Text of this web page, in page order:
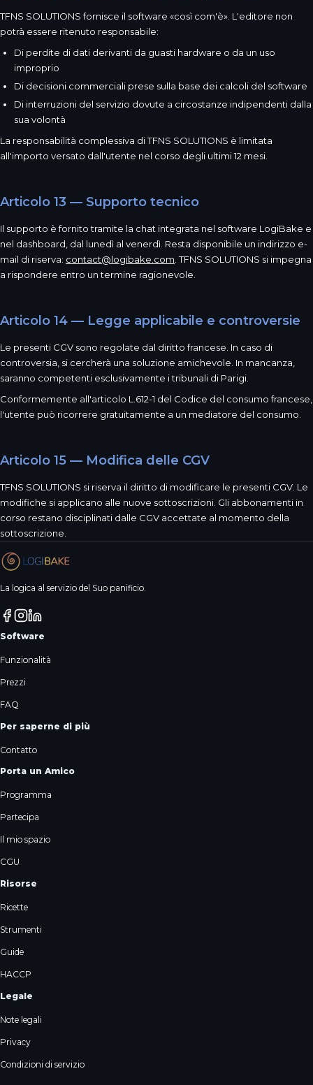
TFNS SOLUTIONS fornisce il software «così com'è». L'editore non
potrà essere ritenuto responsabile:
Di perdite di dati derivanti da guasti hardware o da un uso
improprio
Di decisioni commerciali prese sulla base dei calcoli del software
Di interruzioni del servizio dovute a circostanze indipendenti dalla
sua volontà
La responsabilità complessiva di TFNS SOLUTIONS è limitata
all'importo versato dall'utente nel corso degli ultimi 12 mesi.
Articolo 13 — Supporto tecnico
Il supporto è fornito tramite la chat integrata nel software LogiBake e
nel dashboard, dal lunedì al venerdì. Resta disponibile un indirizzo e-
mail di riserva: contact@logibake.com . TFNS SOLUTIONS si impegna
a rispondere entro un termine ragionevole.
Articolo 14 — Legge applicabile e controversie
Le presenti CGV sono regolate dal diritto francese. In caso di
controversia, si cercherà una soluzione amichevole. In mancanza,
saranno competenti esclusivamente i tribunali di Parigi.
Conformemente all'articolo L.612-1 del Codice del consumo francese,
l'utente può ricorrere gratuitamente a un mediatore del consumo.
Articolo 15 — Modifica delle CGV
TFNS SOLUTIONS si riserva il diritto di modificare le presenti CGV. Le
modifiche si applicano alle nuove sottoscrizioni. Gli abbonamenti in
corso restano disciplinati dalle CGV accettate al momento della
sottoscrizione.
La logica al servizio del Suo panificio.
Software
Funzionalità
Prezzi
FAQ
Per saperne di più
Contatto
Porta un Amico
Programma
Partecipa
Il mio spazio
CGU
Risorse
Ricette
Strumenti
Guide
HACCP
Legale
Note legali
Privacy
Condizioni di servizio